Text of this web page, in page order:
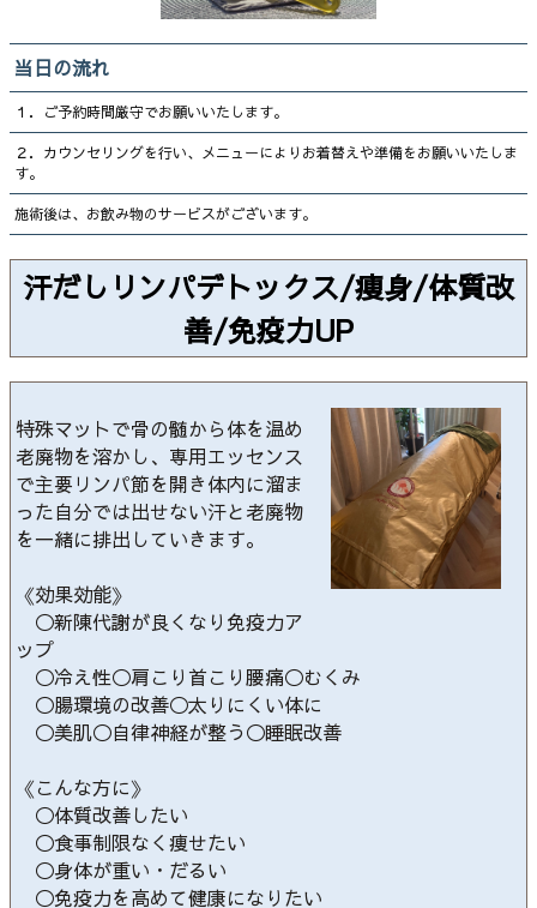
当日の流れ
１．ご予約時間厳守でお願いいたします。
２．カウンセリングを行い、メニューによりお着替えや準備をお願いいたしま
す。
施術後は、お飲み物のサービスがございます。
汗だしリンパデトックス/痩身/体質改
善/免疫力UP
特殊マットで骨の髄から体を温め
老廃物を溶かし、専用エッセンス
で主要リンパ節を開き体内に溜ま
った自分では出せない汗と老廃物
を一緒に排出していきます。
《効果効能》
◯新陳代謝が良くなり免疫力ア
ップ
◯冷え性◯肩こり首こり腰痛◯むくみ
◯腸環境の改善◯太りにくい体に
◯美肌◯自律神経が整う◯睡眠改善
《こんな方に》
◯体質改善したい
◯食事制限なく痩せたい
◯身体が重い・だるい
◯免疫力を高めて健康になりたい